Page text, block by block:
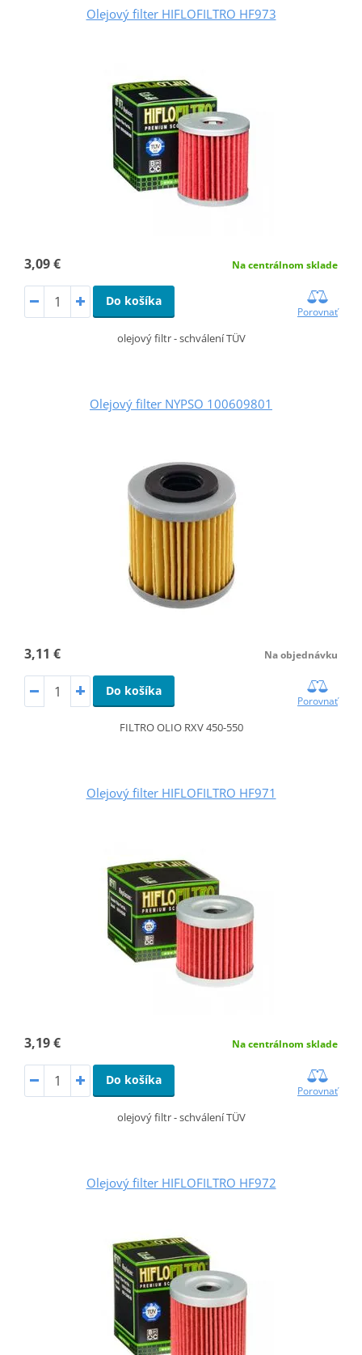
Olejový filter HIFLOFILTRO HF973
3,09 € Na centrálnom sklade
Do košíka
Porovnať
olejový filtr - schválení TÜV
Olejový filter NYPSO 100609801
3,11 € Na objednávku
Do košíka
Porovnať
FILTRO OLIO RXV 450-550
Olejový filter HIFLOFILTRO HF971
3,19 € Na centrálnom sklade
Do košíka
Porovnať
olejový filtr - schválení TÜV
Olejový filter HIFLOFILTRO HF972